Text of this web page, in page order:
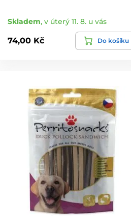
Skladem, v úterý 11. 8. u vás
74,00 Kč Do košíku